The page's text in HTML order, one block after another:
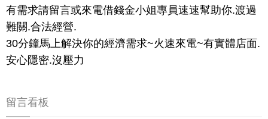
有需求請留言或來電借錢金小姐專員速速幫助你.渡過
難關.合法經營.
30分鐘馬上解決你的經濟需求~火速來電~有實體店面.
安心隱密.沒壓力
留言看板